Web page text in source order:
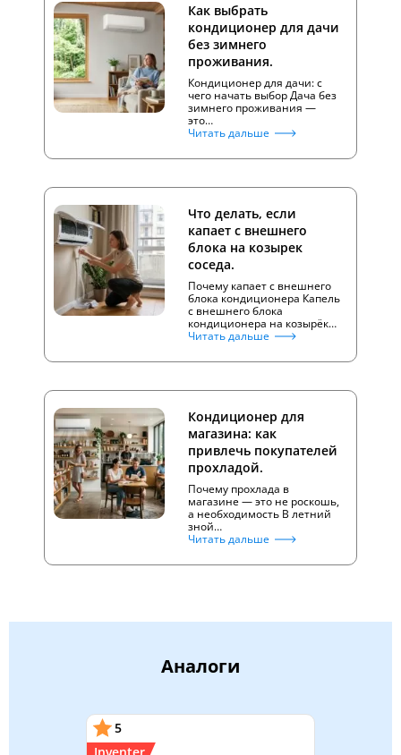
Как выбрать
кондиционер для дачи
без зимнего
проживания.
Кондиционер для дачи: с
чего начать выбор Дача без
зимнего проживания —
это…
Читать дальше
Что делать, если
капает с внешнего
блока на козырек
соседа.
Почему капает с внешнего
блока кондиционера Капель
с внешнего блока
кондиционера на козырёк…
Читать дальше
Кондиционер для
магазина: как
привлечь покупателей
прохладой.
Почему прохлада в
магазине — это не роскошь,
а необходимость В летний
зной…
Читать дальше
Аналоги
5